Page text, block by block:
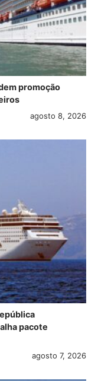
promoção
agosto 8, 2026
pacote
agosto 7, 2026